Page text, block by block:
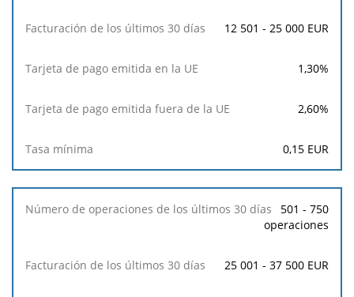
12 501 - 25 000 EUR
1,30%
2,60%
0,15 EUR
501 - 750
operaciones
25 001 - 37 500 EUR